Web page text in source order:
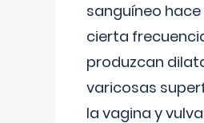
sanguíneo
cierta
produzcan
varicosas
la vagina y